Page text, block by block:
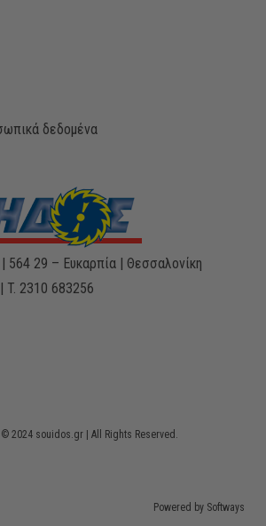
δεδομένα
564 29 – Ευκαρπία | Θεσσαλονίκη
T. 2310 683256
© 2024 souidos.gr | All Rights Reserved.
Powered by Softways